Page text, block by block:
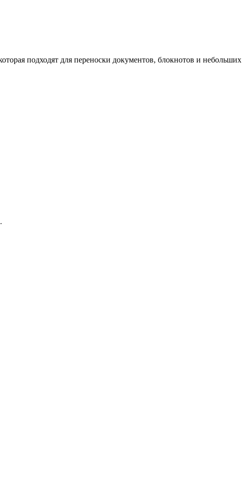
подходят для переноски документов, блокнотов и небольших